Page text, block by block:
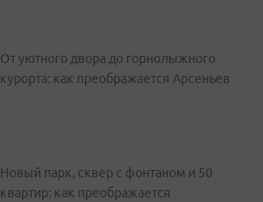
От уютного двора до горнолыжного
курорта: как преображается Арсеньев
Новый парк, сквер с фонтаном и 50
квартир: как преображается